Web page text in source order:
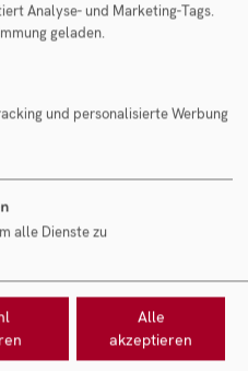
Consulting GmbH
Analyse- und Marketing-Tags.
geladen.
und personalisierte Werbung
alle Dienste zu
Alle
akzeptieren